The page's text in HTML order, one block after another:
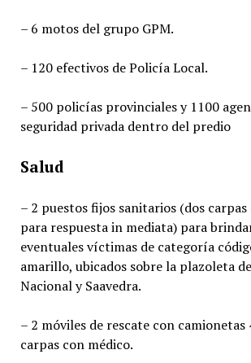
– 6 motos del grupo GPM.
– 120 efectivos de Policía Local.
– 500 policías provinciales y 1100
seguridad privada dentro del predio
Salud
– 2 puestos fijos sanitarios (dos
para respuesta in mediata) para
eventuales víctimas de categoría
amarillo, ubicados sobre la plazoleta
Nacional y Saavedra.
– 2 móviles de rescate con
carpas con médico.